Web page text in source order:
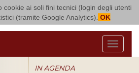
cookie ai soli fini tecnici (login degli utenti
(tramite Google Analytics). OK
di Bari Bitonto
Menu
IN AGENDA